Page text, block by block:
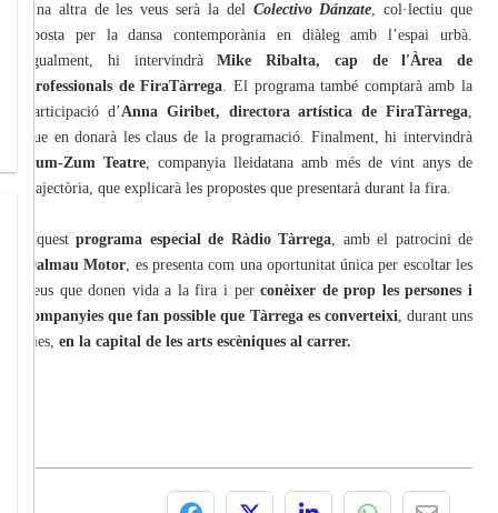
Una altra de les veus serà la del Colectivo Dánzate, col·lectiu que
aposta per la dansa contemporània en diàleg amb l’espai urbà.
Igualment, hi intervindràMike Ribalta, cap de l'Àrea de
Professionals de FiraTàrrega. El programa també comptarà amb la
participació d’Anna Giribet, directora artística de FiraTàrrega,
que en donarà les claus de la programació. Finalment, hi intervindrà
Zum-Zum Teatre, companyia lleidatana amb més de vint anys de
trajectòria, que explicarà les propostes que presentarà durant la fira.
Aquestprograma especial de Ràdio Tàrrega, amb el patrocini de
Dalmau Motor, es presenta com una oportunitat única per escoltar les
veus que donen vida a la fira i perconèixer de prop les persones i
companyies que fan possible que Tàrrega es converteixi, durant uns
dies, en la capital de les arts escèniques al carrer.